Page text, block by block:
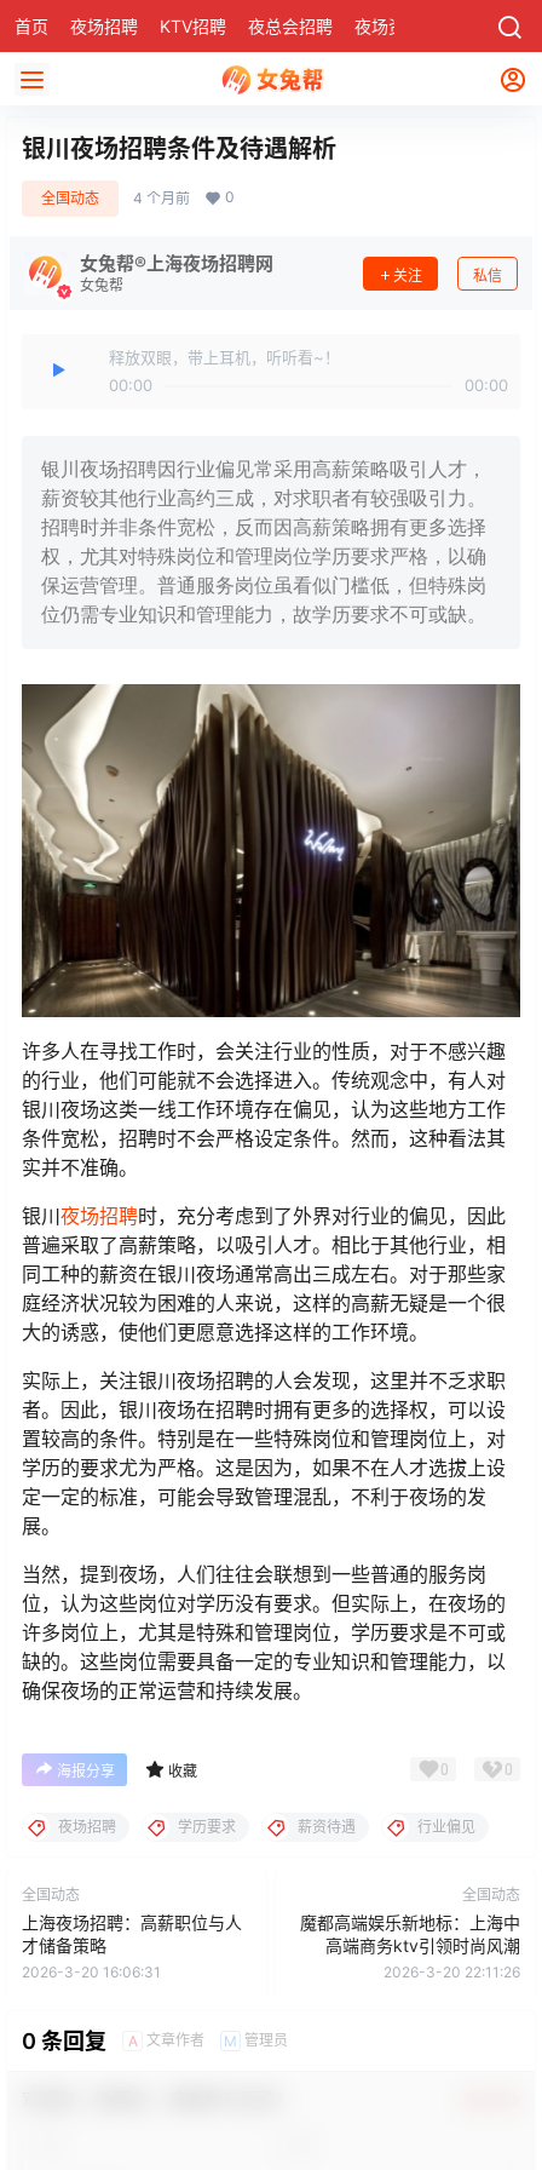
首页 夜场招聘 KTV招聘 夜总会招聘 夜场资讯 社区
银川夜场招聘条件及待遇解析
全国动态 4 个月前 0
女兔帮®上海夜场招聘网
女兔帮
关注 私信
释放双眼，带上耳机，听听看~！
00:00
00:00
银川夜场招聘因行业偏见常采用高薪策略吸引人才，
薪资较其他行业高约三成，对求职者有较强吸引力。
招聘时并非条件宽松，反而因高薪策略拥有更多选择
权，尤其对特殊岗位和管理岗位学历要求严格，以确
保运营管理。普通服务岗位虽看似门槛低，但特殊岗
位仍需专业知识和管理能力，故学历要求不可或缺。
许多人在寻找工作时，会关注行业的性质，对于不感兴趣
的行业，他们可能就不会选择进入。传统观念中，有人对
银川夜场这类一线工作环境存在偏见，认为这些地方工作
条件宽松，招聘时不会严格设定条件。然而，这种看法其
实并不准确。
银川夜场招聘时，充分考虑到了外界对行业的偏见，因此
普遍采取了高薪策略，以吸引人才。相比于其他行业，相
同工种的薪资在银川夜场通常高出三成左右。对于那些家
庭经济状况较为困难的人来说，这样的高薪无疑是一个很
大的诱惑，使他们更愿意选择这样的工作环境。
实际上，关注银川夜场招聘的人会发现，这里并不乏求职
者。因此，银川夜场在招聘时拥有更多的选择权，可以设
置较高的条件。特别是在一些特殊岗位和管理岗位上，对
学历的要求尤为严格。这是因为，如果不在人才选拔上设
定一定的标准，可能会导致管理混乱，不利于夜场的发
展。
当然，提到夜场，人们往往会联想到一些普通的服务岗
位，认为这些岗位对学历没有要求。但实际上，在夜场的
许多岗位上，尤其是特殊和管理岗位，学历要求是不可或
缺的。这些岗位需要具备一定的专业知识和管理能力，以
确保夜场的正常运营和持续发展。
海报分享 收藏 0 0
夜场招聘 学历要求 薪资待遇 行业偏见
全国动态
上海夜场招聘：高薪职位与人
才储备策略
2026-3-20 16:06:31
全国动态
魔都高端娱乐新地标：上海中
高端商务ktv引领时尚风潮
2026-3-20 22:11:26
0 条回复 A 文章作者 M 管理员